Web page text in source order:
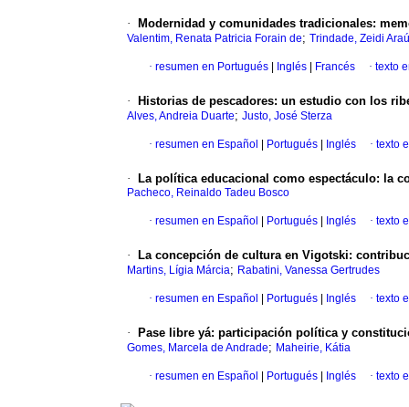
· Modernidad y comunidades tradicionales:
Valentim, Renata Patricia Forain de; Trindade, Zeidi
· resumen en Portugués Inglés Francés · texto
· Historias de pescadores: un estudio con los
Alves, Andreia Duarte; Justo, José Sterza
· resumen en Español Portugués Inglés · texto
· La política educacional como espectáculo: la
Pacheco, Reinaldo Tadeu Bosco
· resumen en Español Portugués Inglés · texto
· La concepción de cultura en Vigotski:
Martins, Lígia Márcia; Rabatini, Vanessa Gertrudes
· resumen en Español Portugués Inglés · texto
· Pase libre yá: participación política y
Gomes, Marcela de Andrade; Maheirie, Kátia
· resumen en Español Portugués Inglés · texto